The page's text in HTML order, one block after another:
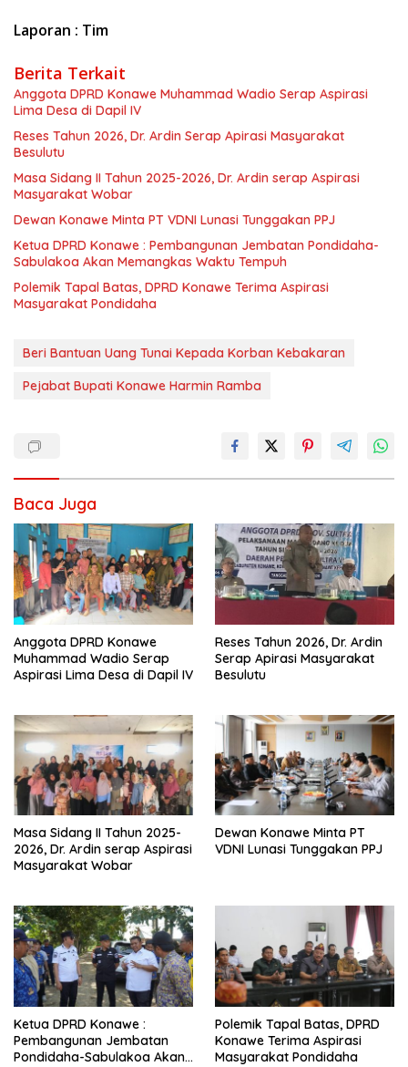
Laporan : Tim
Berita Terkait
Anggota DPRD Konawe Muhammad Wadio Serap Aspirasi
Lima Desa di Dapil IV
Reses Tahun 2026, Dr. Ardin Serap Apirasi Masyarakat
Besulutu
Masa Sidang II Tahun 2025-2026, Dr. Ardin serap Aspirasi
Masyarakat Wobar
Dewan Konawe Minta PT VDNI Lunasi Tunggakan PPJ
Ketua DPRD Konawe : Pembangunan Jembatan Pondidaha-
Sabulakoa Akan Memangkas Waktu Tempuh
Polemik Tapal Batas, DPRD Konawe Terima Aspirasi
Masyarakat Pondidaha
Beri Bantuan Uang Tunai Kepada Korban Kebakaran
Pejabat Bupati Konawe Harmin Ramba
Baca Juga
Anggota DPRD Konawe
Muhammad Wadio Serap
Aspirasi Lima Desa di Dapil IV
Reses Tahun 2026, Dr. Ardin
Serap Apirasi Masyarakat
Besulutu
Masa Sidang II Tahun 2025-
2026, Dr. Ardin serap Aspirasi
Masyarakat Wobar
Dewan Konawe Minta PT
VDNI Lunasi Tunggakan PPJ
Ketua DPRD Konawe :
Pembangunan Jembatan
Pondidaha-Sabulakoa Akan
Polemik Tapal Batas, DPRD
Konawe Terima Aspirasi
Masyarakat Pondidaha